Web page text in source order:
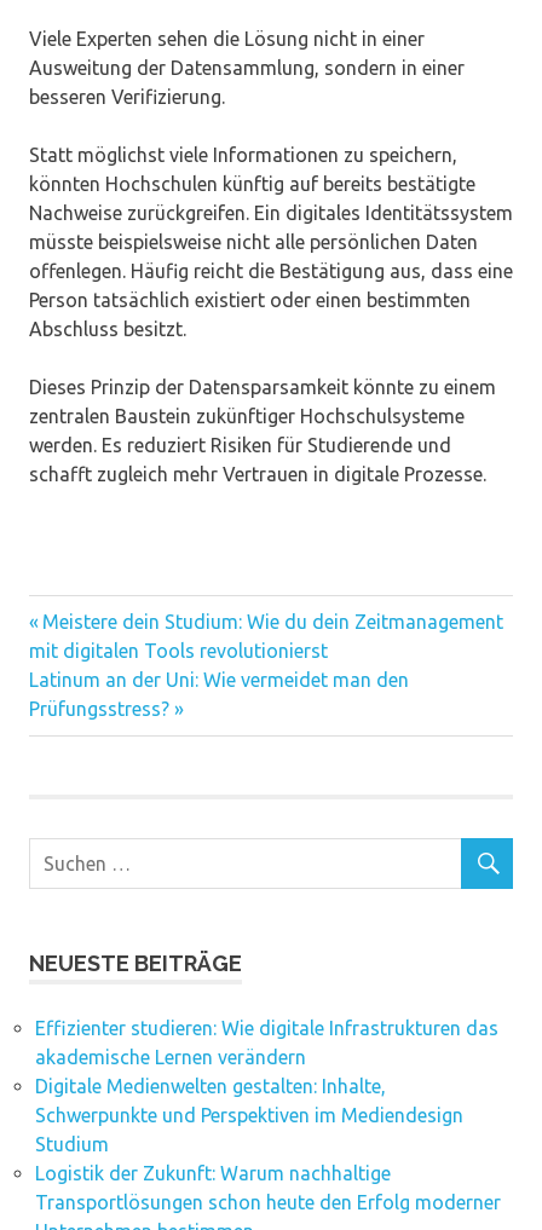
Viele Experten sehen die Lösung nicht in einer
Ausweitung der Datensammlung, sondern in einer
besseren Verifizierung.
Statt möglichst viele Informationen zu speichern,
könnten Hochschulen künftig auf bereits bestätigte
Nachweise zurückgreifen. Ein digitales Identitätssystem
müsste beispielsweise nicht alle persönlichen Daten
offenlegen. Häufig reicht die Bestätigung aus, dass eine
Person tatsächlich existiert oder einen bestimmten
Abschluss besitzt.
Dieses Prinzip der Datensparsamkeit könnte zu einem
zentralen Baustein zukünftiger Hochschulsysteme
werden. Es reduziert Risiken für Studierende und
schafft zugleich mehr Vertrauen in digitale Prozesse.
Beitragsnavigation
Vorheriger
Beitrag:
Meistere dein Studium: Wie du dein Zeitmanagement
mit digitalen Tools revolutionierst
Nächster
Beitrag:
Latinum an der Uni: Wie vermeidet man den
Prüfungsstress?
NEUESTE BEITRÄGE
Effizienter studieren: Wie digitale Infrastrukturen das
akademische Lernen verändern
Digitale Medienwelten gestalten: Inhalte,
Schwerpunkte und Perspektiven im Mediendesign
Studium
Logistik der Zukunft: Warum nachhaltige
Transportlösungen schon heute den Erfolg moderner